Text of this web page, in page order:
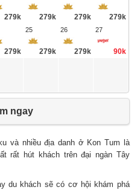
279k 279k 279k 279k
279k
25
279k
26
279k
27
90k
ngay
và nhiều địa danh ở Kon Tum là
rất hút khách trên đại ngàn Tây
du khách sẽ có cơ hội khám phá